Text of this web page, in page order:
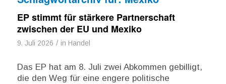
EP stimmt für stärkere Partnerschaft
zwischen der EU und Mexiko
9. Juli 2026 / in Handel
Das EP hat am 8. Juli zwei Abkommen gebilligt,
die den Weg für eine engere politische